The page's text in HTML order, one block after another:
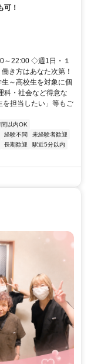
！
～22:00 ◇週1日・１
き方はあなた次第！
～高校生を対象に個
科・社会など得意な
を担当したい」等もご
以内OK
経験不問
未経験者歓迎
長期歓迎
駅近5分以内